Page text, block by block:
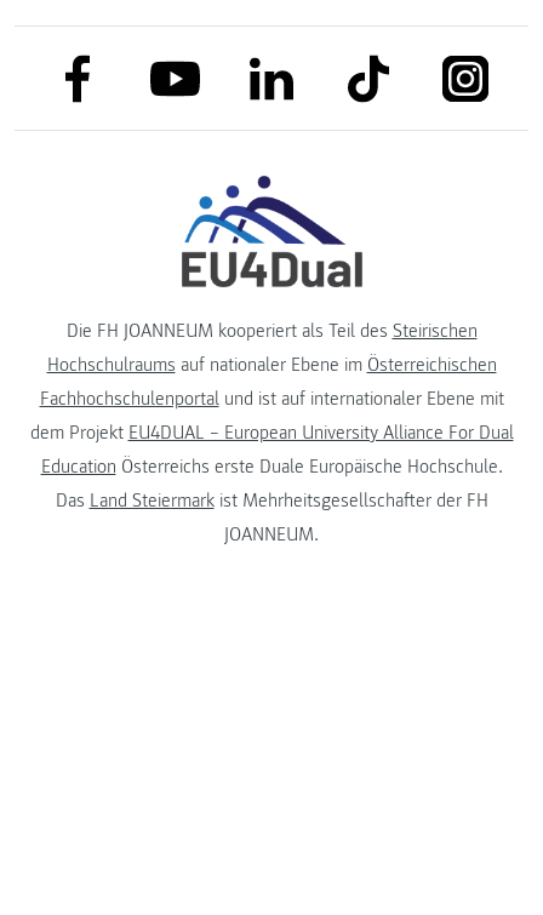
link to facebooklink to youtubelink to linkedinlink to tiktok link to
Die FH JOANNEUM kooperiert als Teil des Steirischen
Hochschulraums auf nationaler Ebene im Österreichischen
Fachhochschulenportalund ist auf internationaler Ebene mit
dem Projekt EU4DUAL – European University Alliance For Dual
Education Österreichs erste Duale Europäische Hochschule.
Das Land Steiermarkist Mehrheitsgesellschafter der FH
JOANNEUM.